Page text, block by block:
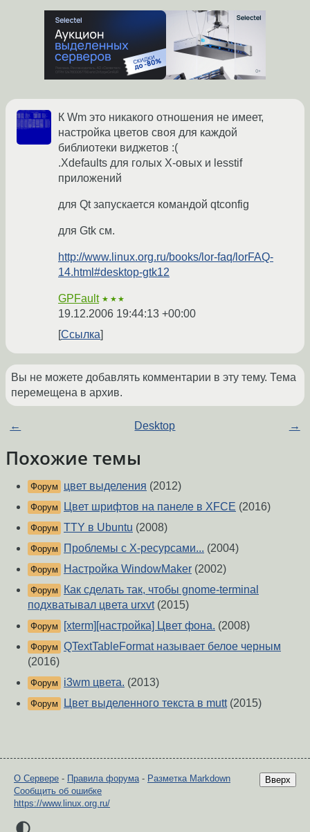
К Wm это никакого отношения не имеет,
настройка цветов своя для каждой
библиотеки виджетов :(
.Xdefaults для голых X-овых и lesstif
приложений
для Qt запускается командой qtconfig
для Gtk см.
http://www.linux.org.ru/books/lor-faq/lorFAQ-
14.html#desktop-gtk12
GPFault ★★★
19.12.2006 19:44:13 +00:00
Ссылка
Вы не можете добавлять комментарии в эту тему. Тема
перемещена в архив.
← Desktop →
Похожие темы
Форум цвет выделения (2012)
Форум Цвет шрифтов на панеле в XFCE (2016)
Форум TTY в Ubuntu (2008)
Форум Проблемы с Х-ресурсами... (2004)
Форум Настройка WindowMaker (2002)
Форум
Как сделать так, чтобы gnome-terminal
подхватывал цвета urxvt(2015)
Форум [xterm][настройка] Цвет фона. (2008)
Форум QTextTableFormat называет белое черным
(2016)
Форум i3wm цвета. (2013)
Форум Цвет выделенного текста в mutt(2015)
Вверх
О Сервере - Правила форума- Разметка Markdown
Сообщить об ошибке
https://www.linux.org.ru/